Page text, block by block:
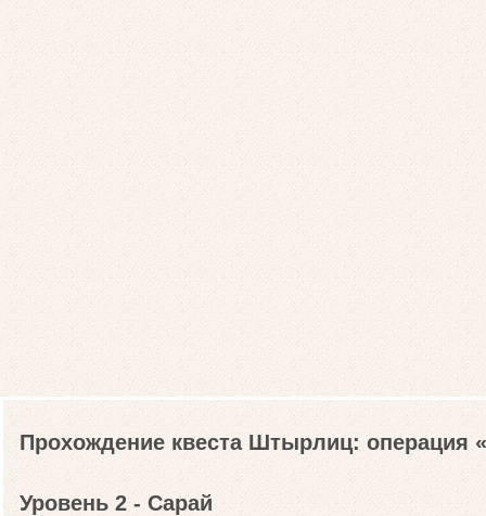
Прохождение квеста Штырлиц: операция
Уровень 2 - Сарай